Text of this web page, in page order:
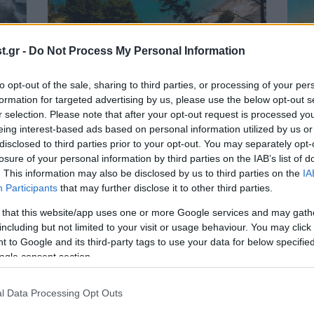
- Do Not Process My Personal Information
opt-out of the sale, sharing to third parties, or processing of your
for targeted advertising by us, please use the below opt-out
selection. Please note that after your opt-out request is processed
interest-based ads based on personal information utilized by us
to third parties prior to your opt-out. You may separately
of your personal information by third parties on the IAB’s list of
This information may also be disclosed by us to third parties on the
Participants that may further disclose it to other third parties.
that this website/app uses one or more Google services and may
but not limited to your visit or usage behaviour. You may
to Google and its third-party tags to use your data for below
consent section.
Data Processing Opt Outs
02·08·2024 14:00
«μυστικών» προορισμών για τους
Ιταλούς, η Σάμος
Το Samos Young Artists Festival
σε